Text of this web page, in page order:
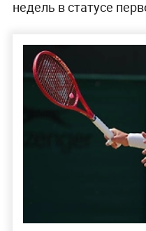
недель в статусе